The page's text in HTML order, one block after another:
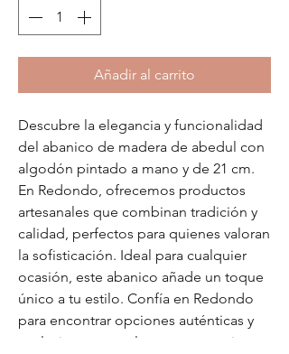
Añadir al carrito
Descubre la elegancia y funcionalidad
del abanico de madera de abedul con
algodón pintado a mano y de 21 cm.
En Redondo, ofrecemos productos
artesanales que combinan tradición y
calidad, perfectos para quienes valoran
la sofisticación. Ideal para cualquier
ocasión, este abanico añade un toque
único a tu estilo. Confía en Redondo
para encontrar opciones auténticas y
exclusivas que realzan tu presencia con